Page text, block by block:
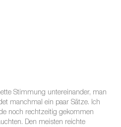
Stimmung untereinander, man
manchmal ein paar Sätze. Ich
noch rechtzeitig gekommen
Den meisten reichte